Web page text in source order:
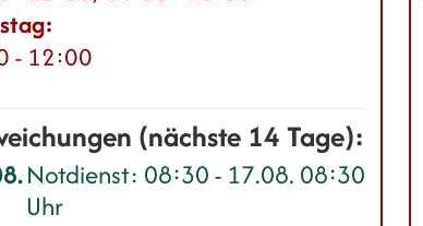
- 12:00
(nächste 14 Tage):
Notdienst: 08:30 - 17.08. 08:30
Uhr